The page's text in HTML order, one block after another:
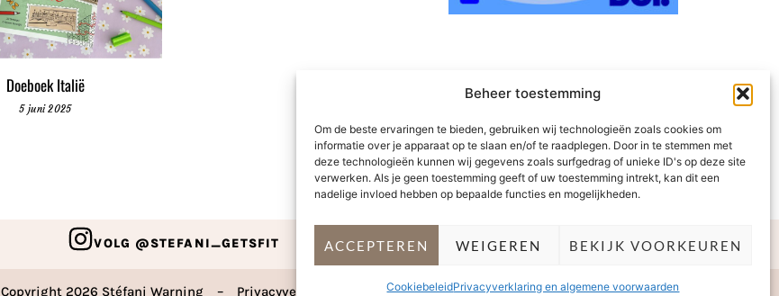
Beheer toestemming
Om de beste ervaringen te bieden, gebruiken wij technologieën zoals cookies om
informatie over je apparaat op te slaan en/of te raadplegen. Door in te stemmen met
deze technologieën kunnen wij gegevens zoals surfgedrag of unieke ID's op deze site
verwerken. Als je geen toestemming geeft of uw toestemming intrekt, kan dit een
nadelige invloed hebben op bepaalde functies en mogelijkheden.
ACCEPTEREN WEIGEREN BEKIJK VOORKEUREN
CookiebeleidPrivacyverklaring en algemene voorwaarden
Doeboek Italië
5 juni 2025
VOLG @STEFANI_GETSFIT
Copyright 2026 Stéfani Warning – Privacyverklaring